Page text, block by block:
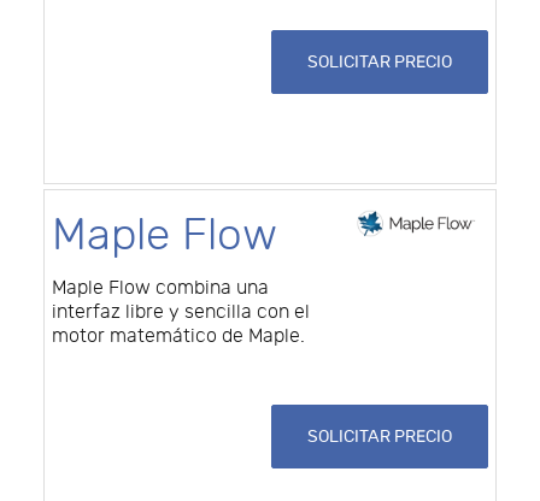
SOLICITAR PRECIO
Maple Flow
Maple Flow combina una
interfaz libre y sencilla con el
motor matemático de Maple.
SOLICITAR PRECIO